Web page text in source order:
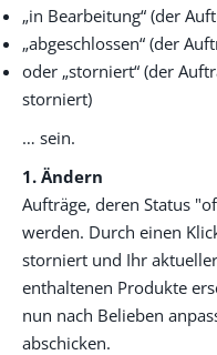
„in Bearbeitung“ (der
„abgeschlossen“ (der
oder „storniert“ (der
storniert)
… sein.
1. Ändern
Aufträge, deren Status
werden. Durch einen
storniert und Ihr
enthaltenen Produkte
nun nach Belieben
abschicken.